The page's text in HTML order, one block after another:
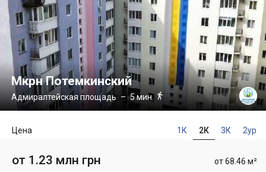
Мкрн Потемкинский
Адмиралтейская площадь – 5 мин. 
1К 2К 3К 2ур
Цена
от 68.46 м²
от 1.23 млн грн